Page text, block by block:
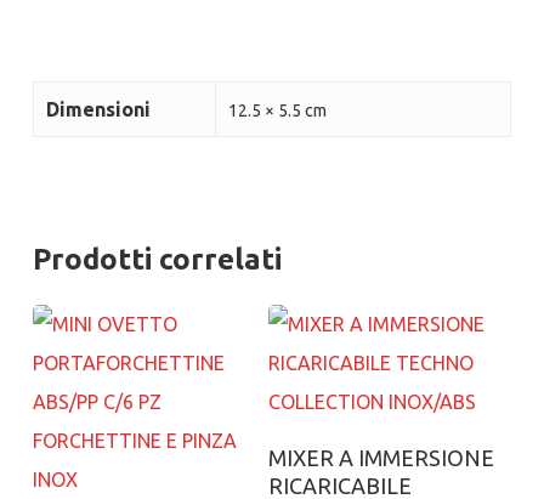
Dimensioni 12.5 × 5.5 cm
Prodotti correlati
Aggiungi al carrello
MIXER A IMMERSIONE
RICARICABILE